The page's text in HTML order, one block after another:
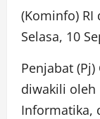
(Kominfo) RI
Selasa, 10
Penjabat
diwakili oleh
Informatika,